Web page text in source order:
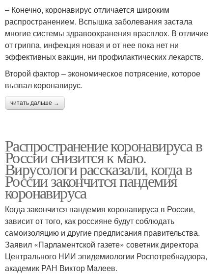
– Конечно, коронавирус отличается широким
распространением. Вспышка заболевания застала
многие системы здравоохранения врасплох. В отличие
от гриппа, инфекция новая и от нее пока нет ни
эффективных вакцин, ни профилактических лекарств.
Второй фактор – экономическое потрясение, которое
вызвал коронавирус.
читать дальше →
Распространение коронавируса в
России снизится к маю.
Вирусологи рассказали, когда в
России закончится пандемия
коронавируса
Когда закончится пандемия коронавируса в России,
зависит от того, как россияне будут соблюдать
самоизоляцию и другие предписания правительства.
Заявил «Парламентской газете» советник директора
Центрального НИИ эпидемиологии Роспотребнадзора,
академик РАН Виктор Малеев.